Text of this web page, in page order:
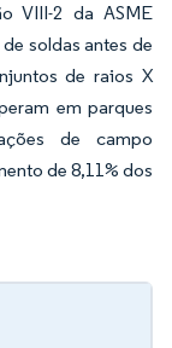
VIII-2 da ASME
soldas antes de
de raios X
em parques
de campo
de 8,11% dos